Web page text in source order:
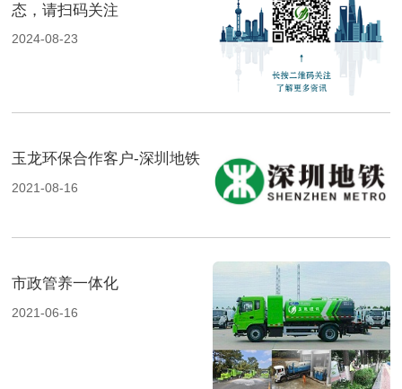
态，请扫码关注
2024-08-23
玉龙环保合作客户-深圳地铁
2021-08-16
市政管养一体化
2021-06-16